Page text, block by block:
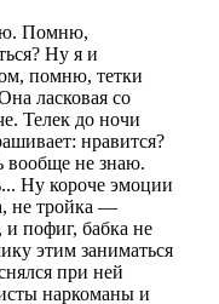
Помню,
Ну я и
помню, тетки
ласковая со
Телек до ночи
нравится?
вообще не знаю.
Ну короче эмоции
не тройка —
пофиг, бабка не
этим заниматься
при ней
наркоманы и